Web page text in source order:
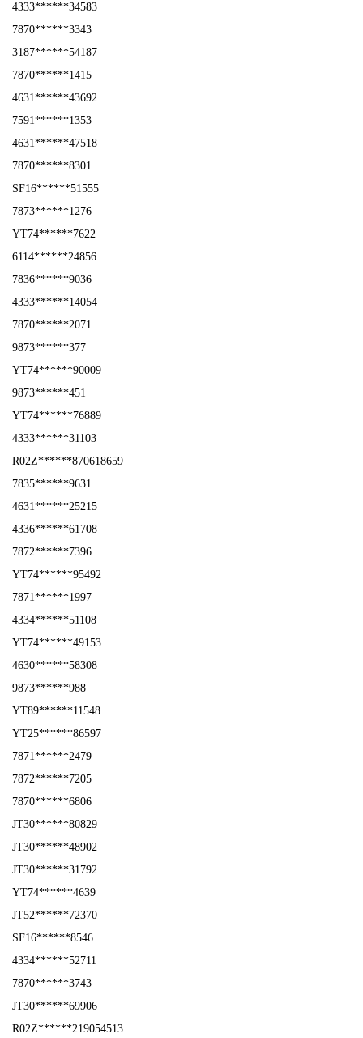
4333******34583
7870******3343
3187******54187
7870******1415
4631******43692
7591******1353
4631******47518
7870******8301
SF16******51555
7873******1276
YT74******7622
6114******24856
7836******9036
4333******14054
7870******2071
9873******377
YT74******90009
9873******451
YT74******76889
4333******31103
R02Z******870618659
7835******9631
4631******25215
4336******61708
7872******7396
YT74******95492
7871******1997
4334******51108
YT74******49153
4630******58308
9873******988
YT89******11548
YT25******86597
7871******2479
7872******7205
7870******6806
JT30******80829
JT30******48902
JT30******31792
YT74******4639
JT52******72370
SF16******8546
4334******52711
7870******3743
JT30******69906
R02Z******219054513